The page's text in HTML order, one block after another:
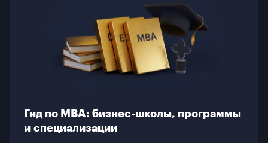
Гид по MBA: бизнес-школы, программы
и специализации